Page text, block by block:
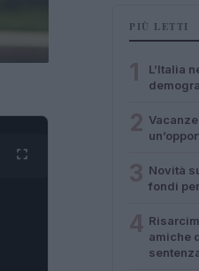
PIÙ LETTI
L’Italia
Novità
fondi
amiche